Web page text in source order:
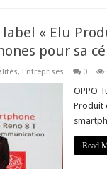
« Elu
pour sa
, Entreprises 0
OPPO
Produit
Read